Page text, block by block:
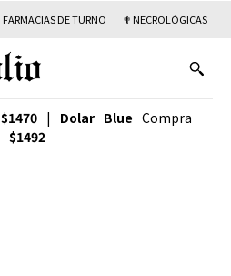
FARMACIAS DE TURNO ✟ NECROLÓGICAS
$1470 | Dolar Blue Compra
$1492